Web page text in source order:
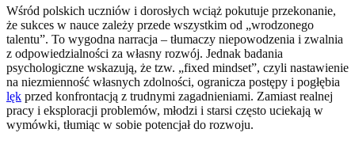
Wśród polskich uczniów i dorosłych wciąż pokutuje przekonanie,
że sukces w nauce zależy przede wszystkim od „wrodzonego
talentu”. To wygodna narracja – tłumaczy niepowodzenia i zwalnia
z odpowiedzialności za własny rozwój. Jednak badania
psychologiczne wskazują, że tzw. „fixed mindset”, czyli nastawienie
na niezmienność własnych zdolności, ogranicza postępy i pogłębia
lęk przed konfrontacją z trudnymi zagadnieniami. Zamiast realnej
pracy i eksploracji problemów, młodzi i starsi często uciekają w
wymówki, tłumiąc w sobie potencjał do rozwoju.